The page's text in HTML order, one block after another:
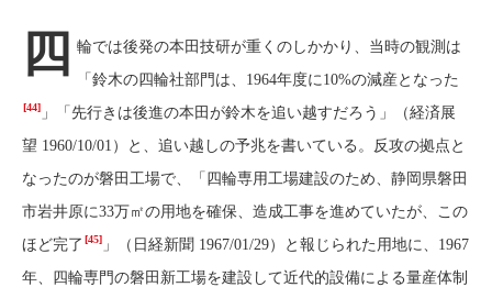
四 輪では後発の本田技研が重くのしかかり、当時の観測は
「鈴木の四輪社部門は、1964年度に10%の減産となった
[44] 」「先行きは後進の本田が鈴木を追い越すだろう」（経済展
望 1960/10/01）と、追い越しの予兆を書いている。反攻の拠点と
なったのが磐田工場で、「四輪専用工場建設のため、静岡県磐田
市岩井原に33万㎡の用地を確保、造成工事を進めていたが、この
ほど完了 [45] 」（日経新聞 1967/01/29）と報じられた用地に、1967
年、四輪専門の磐田新工場を建設して近代的設備による量産体制